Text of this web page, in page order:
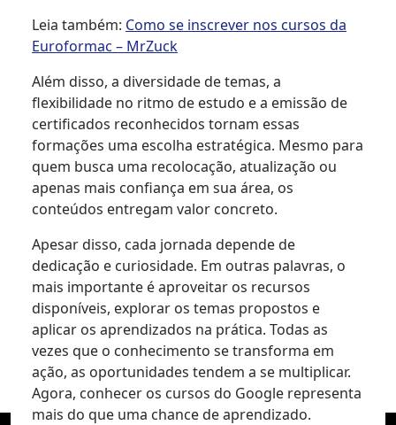
Leia também: Como se inscrever nos cursos da
Euroformac – MrZuck
Além disso, a diversidade de temas, a
flexibilidade no ritmo de estudo e a emissão de
certificados reconhecidos tornam essas
formações uma escolha estratégica. Mesmo para
quem busca uma recolocação, atualização ou
apenas mais confiança em sua área, os
conteúdos entregam valor concreto.
Apesar disso, cada jornada depende de
dedicação e curiosidade. Em outras palavras, o
mais importante é aproveitar os recursos
disponíveis, explorar os temas propostos e
aplicar os aprendizados na prática. Todas as
vezes que o conhecimento se transforma em
ação, as oportunidades tendem a se multiplicar.
Agora, conhecer os cursos do Google representa
mais do que uma chance de aprendizado.